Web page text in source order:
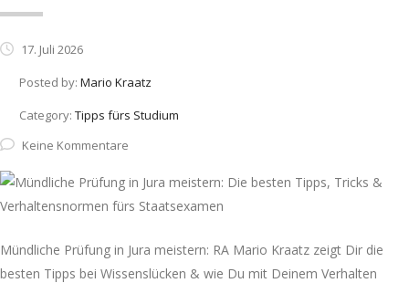
17. Juli 2026
Posted by: Mario Kraatz
Category: Tipps fürs Studium
Keine Kommentare
Mündliche Prüfung in Jura meistern: RA Mario Kraatz zeigt Dir die
besten Tipps bei Wissenslücken & wie Du mit Deinem Verhalten